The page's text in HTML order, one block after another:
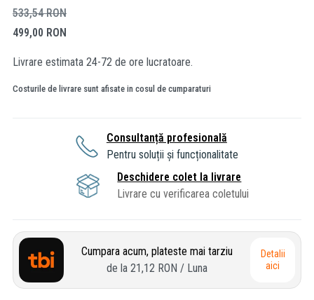
533,54RON
499,00 RON
Livrare estimata 24-72 de ore lucratoare.
Costurile de livrare sunt afisate in cosul de cumparaturi
Consultanță profesională
Pentru soluții și funcționalitate
Deschidere colet la livrare
Livrare cu verificarea coletului
Cumpara acum, plateste mai tarziu
de la 21,12 RON / Luna
Detalii
aici